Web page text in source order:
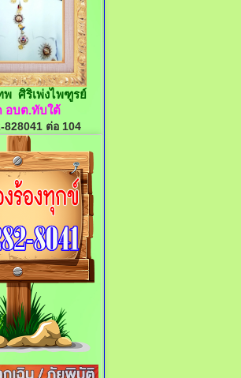
พ ศิริเพ่งไพฑูรย์
อบต.ทับใต้
828041 ต่อ 104